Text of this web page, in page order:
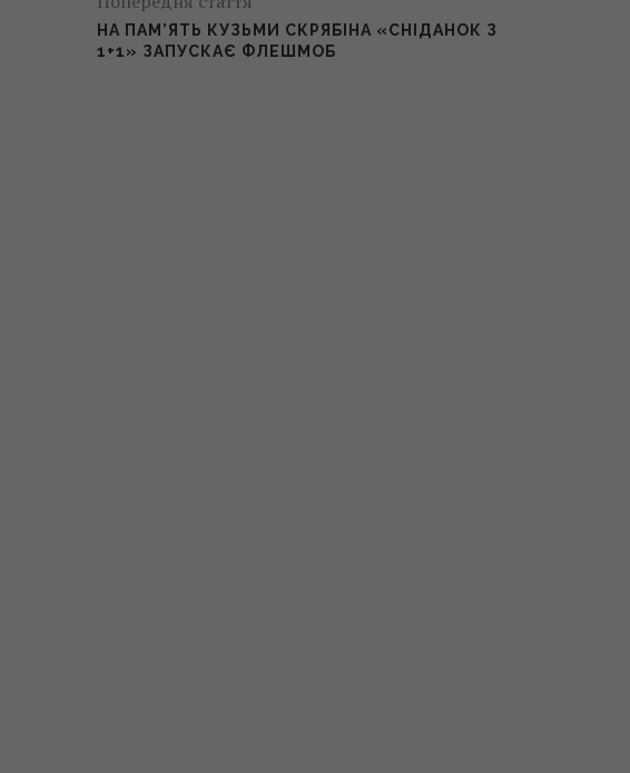
НА ПАМ’ЯТЬ КУЗЬМИ СКРЯБІНА «СНІДАНОК З
1+1» ЗАПУСКАЄ ФЛЕШМОБ